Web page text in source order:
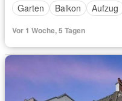
Garten
Balkon Aufzug
Vor 1 Woche, 5 Tagen